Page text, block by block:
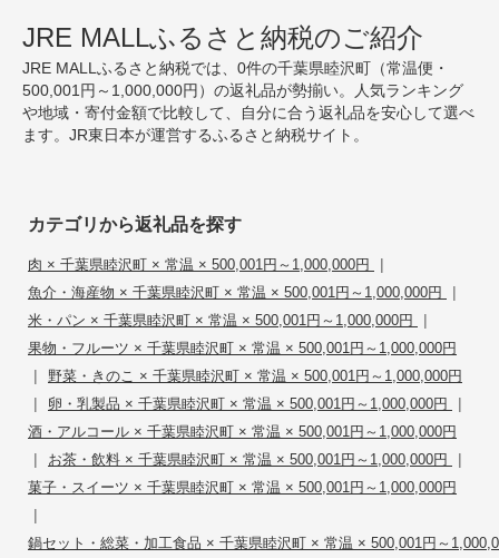
JRE MALLふるさと納税のご紹介
JRE MALLふるさと納税では、0件の千葉県睦沢町（常温便・
500,001円～1,000,000円）の返礼品が勢揃い。人気ランキング
や地域・寄付金額で比較して、自分に合う返礼品を安心して選べ
ます。JR東日本が運営するふるさと納税サイト。
カテゴリから返礼品を探す
肉 × 千葉県睦沢町 × 常温 × 500,001円～1,000,000円 |
魚介・海産物 × 千葉県睦沢町 × 常温 × 500,001円～1,000,000円 |
米・パン × 千葉県睦沢町 × 常温 × 500,001円～1,000,000円 |
果物・フルーツ × 千葉県睦沢町 × 常温 × 500,001円～1,000,000円
| 野菜・きのこ × 千葉県睦沢町 × 常温 × 500,001円～1,000,000円
| 卵・乳製品 × 千葉県睦沢町 × 常温 × 500,001円～1,000,000円 |
酒・アルコール × 千葉県睦沢町 × 常温 × 500,001円～1,000,000円
| お茶・飲料 × 千葉県睦沢町 × 常温 × 500,001円～1,000,000円 |
菓子・スイーツ × 千葉県睦沢町 × 常温 × 500,001円～1,000,000円
|
鍋セット・総菜・加工食品 × 千葉県睦沢町 × 常温 × 500,001円～